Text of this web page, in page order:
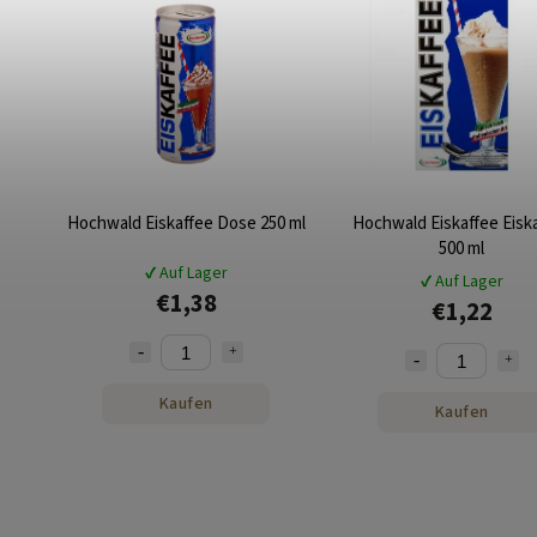
Hochwald Eiskaffee Dose 250 ml
✔ Auf Lager
€1,38
Kaufen
Hochwald Eiskaffee
500 ml
✔ Auf Lager
€1,22
Kaufen